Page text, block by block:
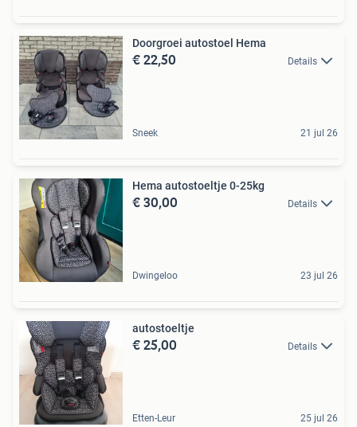
Doorgroei autostoel Hema
€ 22,50 Details
Sneek 21 jul 26
Hema autostoeltje 0-25kg
€ 30,00 Details
Dwingeloo 23 jul 26
autostoeltje
€ 25,00 Details
Etten-Leur 25 jul 26